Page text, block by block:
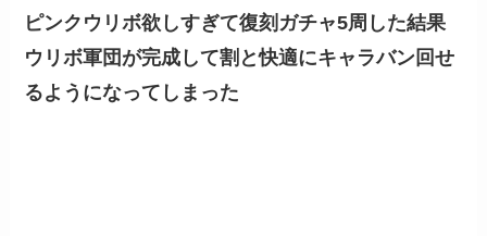
ピンクウリボ欲しすぎて復刻ガチャ5周した結果
ウリボ軍団が完成して割と快適にキャラバン回せ
るようになってしまった